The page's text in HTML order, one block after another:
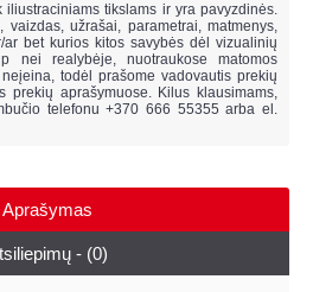
iliustraciniams tikslams ir yra pavyzdinės.
vaizdas, užrašai, parametrai, matmenys,
ar bet kurios kitos savybės dėl vizualinių
nei realybėje, nuotraukose matomos
todėl prašome vadovautis prekių
prekių aprašymuose. Kilus klausimams,
telefonu +370 666 55355 arba el.
Aprašymas
- (0)